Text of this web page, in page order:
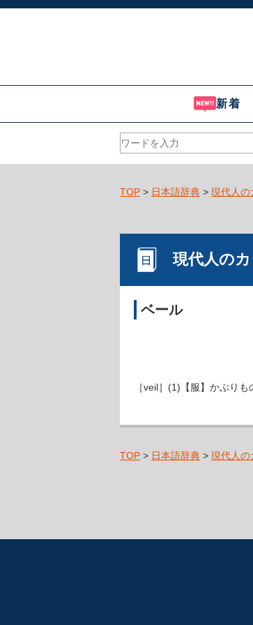
新着
TOP > 日本語辞典 > 現代人の
現代人の
ベール
［veil］(1)【服】かぶり
TOP > 日本語辞典 > 現代人の